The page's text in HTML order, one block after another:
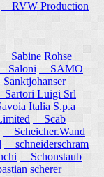
RVW Production
Sabine Rohse
SAMO
Sartori Luigi Srl
Italia S.p.a
Scab
Scheicher.Wand
schneiderschram
Schonstaub
scherer